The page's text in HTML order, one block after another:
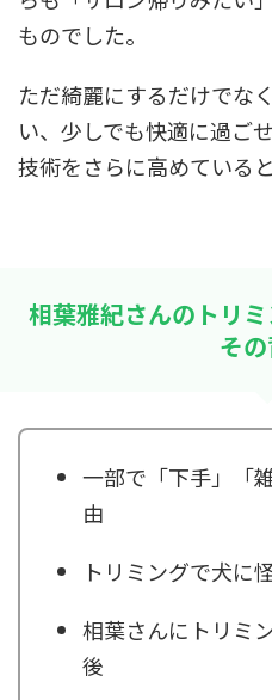
ものでした。
ただ綺麗にするだけでな
い、少しでも快適に過ご
技術をさらに高めている
相葉雅紀さんのトリ
そ
一部で「下手」「
由
トリミングで犬に
相葉さんにトリミ
後